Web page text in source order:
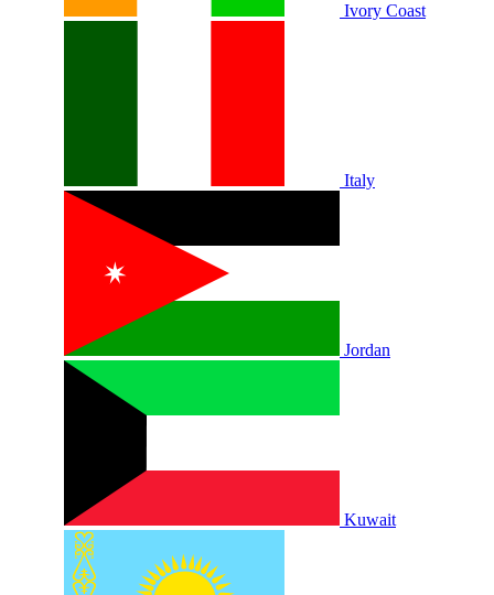
Ivory Coast
Italy
Jordan
Kuwait